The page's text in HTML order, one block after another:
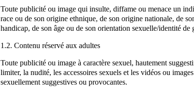
Toute publicité ou image qui insulte, diffame ou menace un
race ou de son origine ethnique, de son origine nationale, de
handicap, de son âge ou de son orientation sexuelle/identité de
1.2. Contenu réservé aux adultes
Toute publicité ou image à caractère sexuel, hautement
limiter, la nudité, les accessoires sexuels et les vidéos ou
sexuellement suggestives ou provocantes.